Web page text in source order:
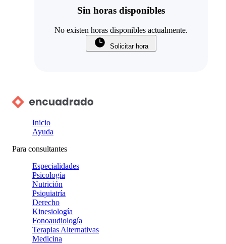
Sin horas disponibles
No existen horas disponibles actualmente.
Solicitar hora
Inicio
Ayuda
Para consultantes
Especialidades
Psicología
Nutrición
Psiquiatría
Derecho
Kinesiología
Fonoaudiología
Terapias Alternativas
Medicina